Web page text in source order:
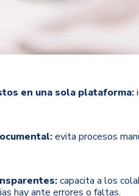
en una sola plataforma:
: evita procesos
: capacita a los
hay ante errores o faltas.